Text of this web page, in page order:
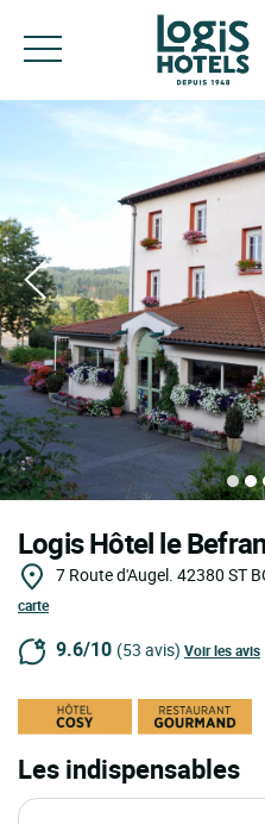
Logis Hôtel le
7 Route d'Augel. 42380 ST
carte
9.6/10 (53 avis) Voir les avis
Les indispensables